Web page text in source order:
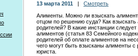
13 марта 2011
Смотреть
Алименты. Можно ли взыскать
отцом по решению суда? Как
родителей? В какие инстанции
алиментов (статья 83 Семейного
родителей об оплате алиментов на
чего могут быть взысканы алименты
юриста.